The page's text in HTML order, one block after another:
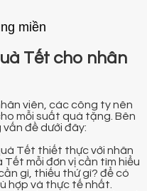
miền
Tết cho nhân
viên, các công ty nên
mỗi suất quà tặng. Bên
đề dưới đây:
Tết thiết thực với nhân
Tết mỗi đơn vị cần tìm hiểu
gì, thiếu thứ gì? để có
hợp và thực tế nhất.